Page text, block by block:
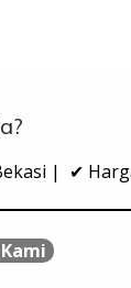
| ✔